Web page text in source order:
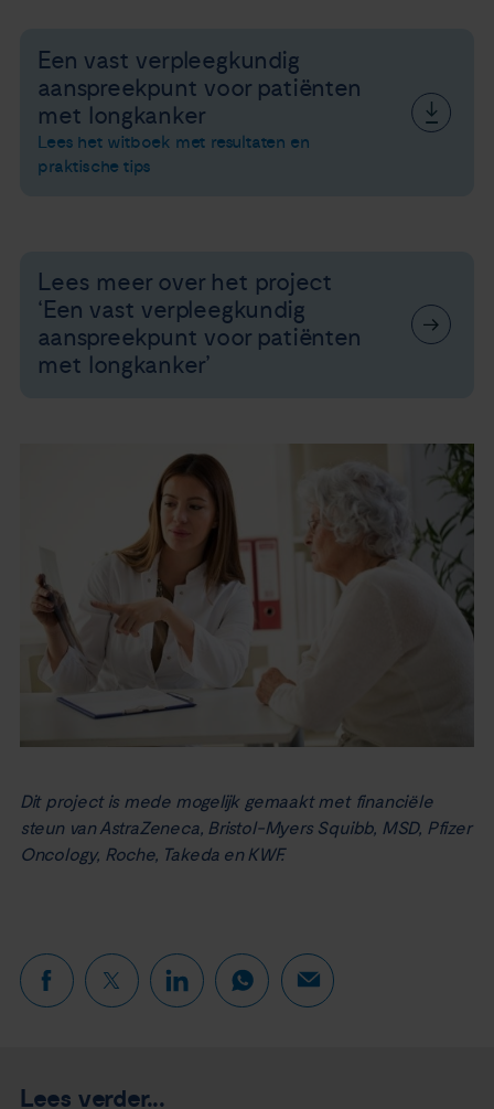
Een vast verpleegkundig
aanspreekpunt voor patiënten
met longkanker
Lees het witboek met resultaten en
praktische tips
Lees meer over het project
‘Een vast verpleegkundig
aanspreekpunt voor patiënten
met longkanker’
Dit project is mede mogelijk gemaakt met financiële
steun van AstraZeneca, Bristol-Myers Squibb, MSD, Pfizer
Oncology, Roche, Takeda en KWF.
Lees verder...